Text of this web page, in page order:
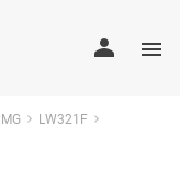
LW321F